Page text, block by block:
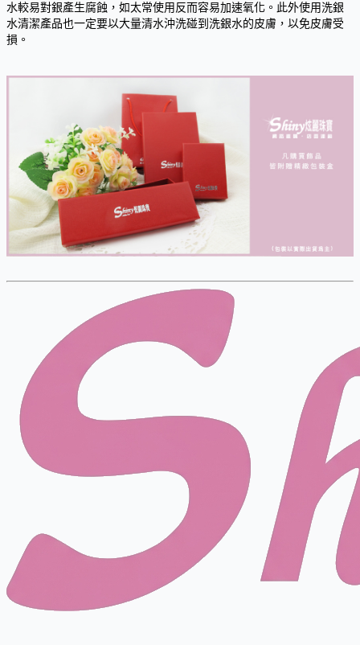
水較易對銀產生腐蝕，如太常使用反而容易加速氧化。此外使用洗銀
水清潔產品也一定要以大量清水沖洗碰到洗銀水的皮膚，以免皮膚受
損。